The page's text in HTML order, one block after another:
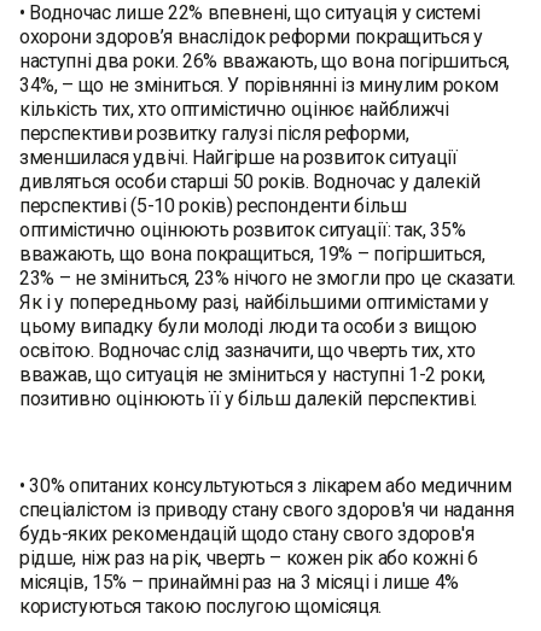
• Водночас лише 22% впевнені, що ситуація у системі
охорони здоров’я внаслідок реформи покращиться у
наступні два роки. 26% вважають, що вона погіршиться,
34%, – що не зміниться. У порівнянні із минулим роком
кількість тих, хто оптимістично оцінює найближчі
перспективи розвитку галузі після реформи,
зменшилася удвічі. Найгірше на розвиток ситуації
дивляться особи старші 50 років. Водночас у далекій
перспективі (5-10 років) респонденти більш
оптимістично оцінюють розвиток ситуації: так, 35%
вважають, що вона покращиться, 19% – погіршиться,
23% – не зміниться, 23% нічого не змогли про це сказати.
Як і у попередньому разі, найбільшими оптимістами у
цьому випадку були молоді люди та особи з вищою
освітою. Водночас слід зазначити, що чверть тих, хто
вважав, що ситуація не зміниться у наступні 1-2 роки,
позитивно оцінюють її у більш далекій перспективі.
• 30% опитаних консультуються з лікарем або медичним
спеціалістом із приводу стану свого здоров'я чи надання
будь-яких рекомендацій щодо стану свого здоров'я
рідше, ніж раз на рік, чверть – кожен рік або кожні 6
місяців, 15% – принаймні раз на 3 місяці і лише 4%
користуються такою послугою щомісяця.